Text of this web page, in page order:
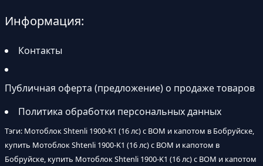
Информация:
Контакты
Публичная оферта (предложение) о продаже товаров
Политика обработки персональных данных
Тэги: Мотоблок Shtenli 1900-K1 (16 лс) с ВОМ и капотом в Бобруйске,
купить Мотоблок Shtenli 1900-K1 (16 лс) с ВОМ и капотом в
Бобруйске, купить Мотоблок Shtenli 1900-K1 (16 лс) с ВОМ и капотом